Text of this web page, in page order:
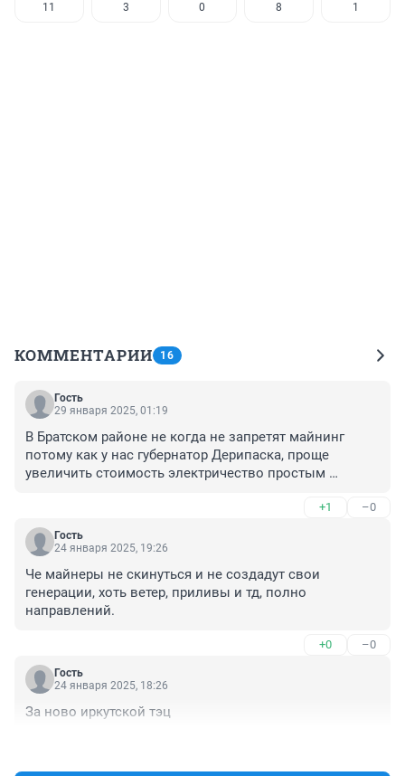
11 3 0 8 1
КОММЕНТАРИИ 16
Гость
29 января 2025, 01:19
В Братском районе не когда не запретят майнинг
потому как у нас губернатор Дерипаска, проще
увеличить стоимость электричество простым
+1 –0
Гость
24 января 2025, 19:26
Че майнеры не скинуться и не создадут свои
генерации, хоть ветер, приливы и тд, полно
направлений.
+0 –0
Гость
24 января 2025, 18:26
За ново иркутской тэц